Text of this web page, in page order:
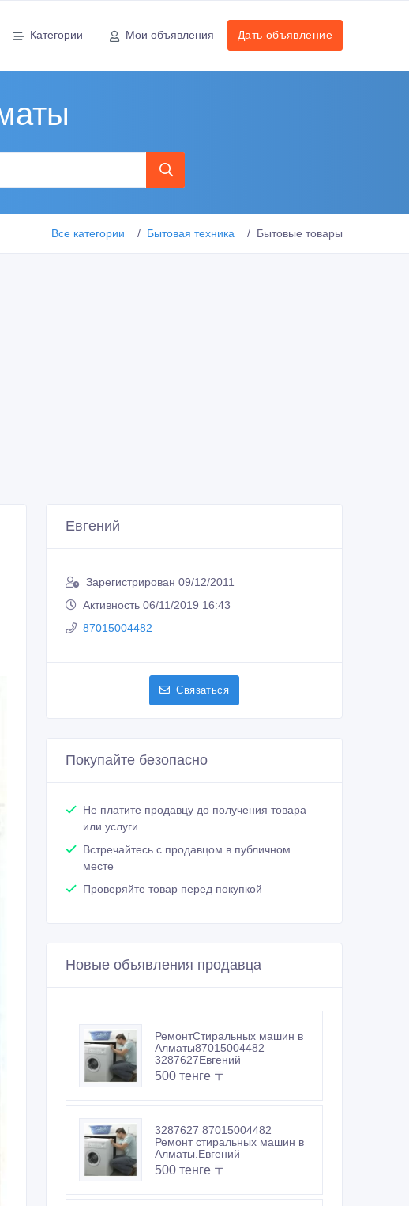
Категории Мои объявления Дать объявление
Все категории Бытовая техника Бытовые товары
Евгений
Зарегистрирован 09/12/2011
Активность 06/11/2019 16:43
87015004482
Связаться
Покупайте безопасно
Не платите продавцу до получения товара
или услуги
Встречайтесь с продавцом в публичном
месте
Проверяйте товар перед покупкой
Новые объявления продавца
РемонтСтиральных машин в
Алматы87015004482
3287627Евгений
500 тенге 〒
3287627 87015004482
Ремонт стиральных машин в
Алматы.Евгений
500 тенге 〒